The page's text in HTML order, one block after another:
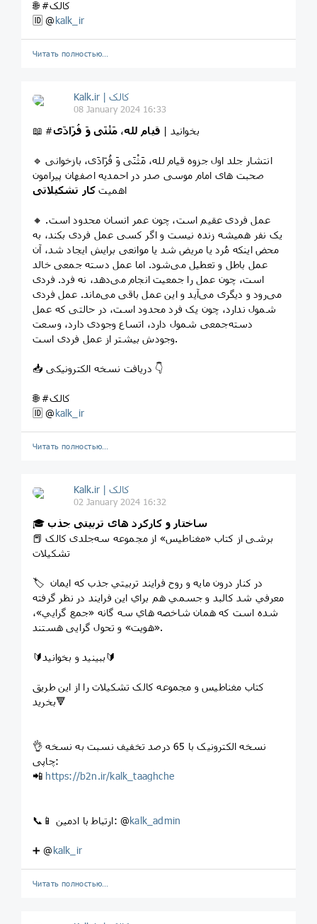
🌐 #کالک
🆔 @kalk_ir
Читать полностью…
Kalk.ir | کالک
08 January 2024 16:33
📖 #بخوانید | قیام لله، مَثْنَى وَ فُرَادَى
🔹 انتشار جلد اول جزوه قیام لله، مَثْنَى وَ فُرَادَى، بازخوانی
صحبت های امام موسی صدر در احمدیه اصفهان پیرامون
اهمیت کار تشکیلاتی
🔸 عمل فردی عقیم است، چون عمر انسان محدود است.
یک نفر همیشه زنده نیست و اگر کسی عمل فردی بکند، به
محض اینکه مُرد یا مریض شد یا موانعی برایش ایجاد شد، آن
عمل باطل و تعطیل می‌شود. اما عمل دسته جمعی خالد
است، چون عمل را جمعیت انجام می‌دهد، نه فرد. فردی
می‌رود و دیگری می‌آید و این عمل باقی می‌ماند. عمل فردی
شمول ندارد، چون یک فرد محدود است، در حالتی که عمل
دسته‌جمعی شمول دارد، اتساع وجودی دارد، وسعت
وجودش بیشتر از عمل فردی است.
📥 دریافت نسخه الکترونیکی 👇
🌐 #کالک
🆔 @kalk_ir
Читать полностью…
Kalk.ir | کالک
02 January 2024 16:32
🎓 ساختار و کارکرد های تربیتی جذب
📕 برشی از کتاب «مغناطیس» از مجموعه سه‌جلدی کالک
تشکیلات
🏷️ در کنار درون مایه و روح فرایند تربيتي جذب که ایمان
معرفي شد کالبد و جسمي هم براي این فرایند در نظر گرفته
شده است که همان شاخصه هاي سه گانه «جمع گرايي»،
«هویت» و تحول گرایی هستند.
🔰ببینید و بخوانید🔰
کتاب مغناطیس و مجموعه کالک تشکیلات را از این طریق
بخرید🔻
👌 نسخه الکترونیک با 65 درصد تخفیف نسبت به نسخه
چاپی:
📲 https://b2n.ir/kalk_taaghche
📞📱 ارتباط با ادمین: @kalk_admin
➕ @kalk_ir
Читать полностью…